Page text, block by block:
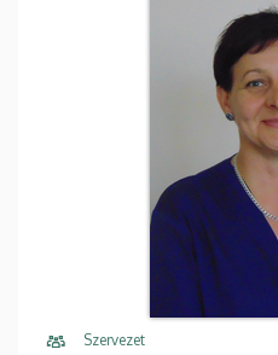
Szervezet